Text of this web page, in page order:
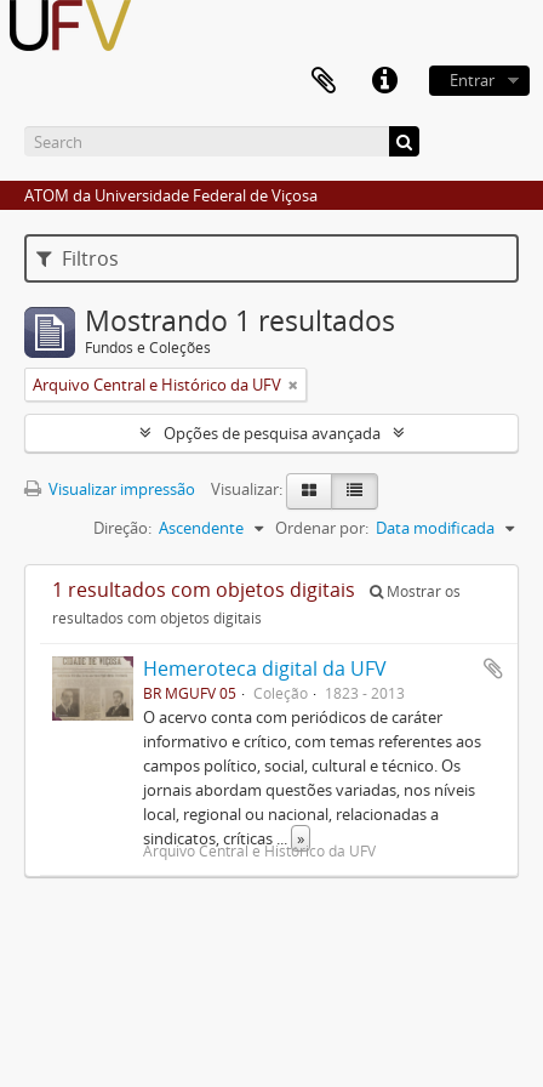
Entrar
ATOM da Universidade Federal de Viçosa
Filtros
Mostrando 1 resultados
Fundos e Coleções
Arquivo Central e Histórico da UFV
Opções de pesquisa avançada
Visualizar impressão
Visualizar:
Ordenar por: Data modificada
Direção: Ascendente
1 resultados com objetos digitais
Mostrar os
resultados com objetos digitais
Hemeroteca digital da UFV
BR MGUFV 05 Coleção 1823 - 2013
O acervo conta com periódicos de caráter
informativo e crítico, com temas referentes aos
campos político, social, cultural e técnico. Os
jornais abordam questões variadas, nos níveis
local, regional ou nacional, relacionadas a
sindicatos, críticas
»
Arquivo Central e Histórico da UFV